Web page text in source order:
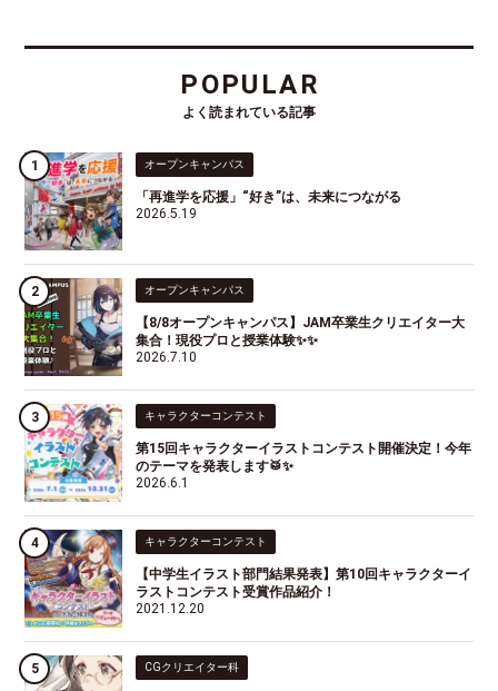
POPULAR
よく読まれている記事
オープンキャンパス
「再進学を応援」“好き”は、未来につながる
2026.5.19
オープンキャンパス
【8/8オープンキャンパス】JAM卒業生クリエイター大
集合！現役プロと授業体験✨✨
2026.7.10
キャラクターコンテスト
第15回キャラクターイラストコンテスト開催決定！今年
のテーマを発表します🥁✨
2026.6.1
キャラクターコンテスト
【中学生イラスト部門結果発表】第10回キャラクターイ
ラストコンテスト受賞作品紹介！
2021.12.20
CGクリエイター科